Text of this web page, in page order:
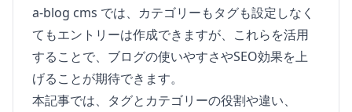
a-blog cms では、カテゴリーもタグも設定しなく
てもエントリーは作成できますが、これらを活用
することで、ブログの使いやすさやSEO効果を上
げることが期待できます。
本記事では、タグとカテゴリーの役割や違い、